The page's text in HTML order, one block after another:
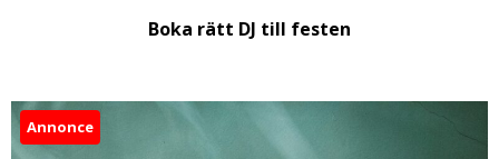
Boka rätt DJ till festen
Annonce